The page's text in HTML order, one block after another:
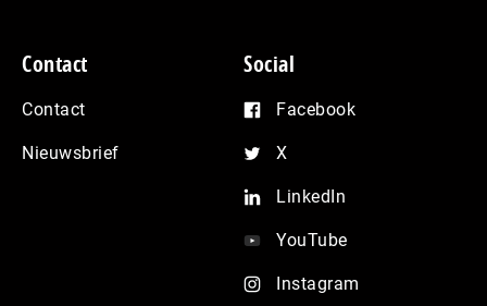
Contact
Contact
Nieuwsbrief
Social
Facebook
X
LinkedIn
YouTube
Instagram